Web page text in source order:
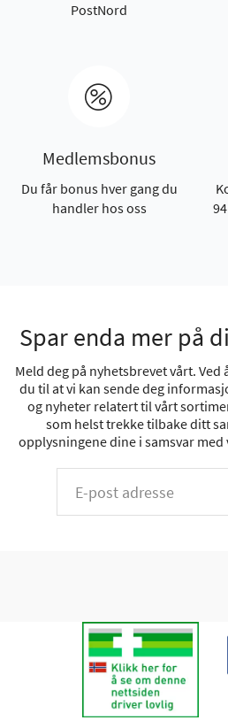
PostNord
Medlemsbonus
Du får bonus hver gang du
handler hos oss
Spar enda mer på
Meld deg på nyhetsbrevet vårt.
du til at vi kan sende deg
og nyheter relatert til vårt
som helst trekke tilbake ditt
opplysningene dine i samsvar med